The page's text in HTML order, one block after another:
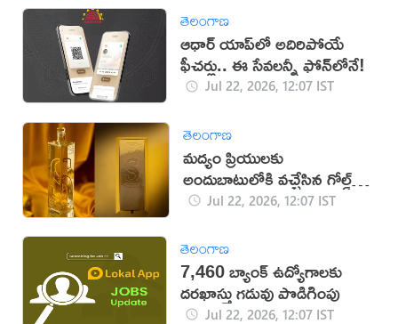
తెలంగాణ
ఆధార్ యాప్‌లో అదిరిపోయే
ఫీచర్లు.. ఈ సేవలన్నీ ఫోన్‌లోనే!
Jul 22, 2026, 12:07 IST
తెలంగాణ
మద్యం ప్రియులకు
అందుబాటులోకి వచ్చేసిన గోల్డ్‌
వోడ్కా!Jul 22, 2026, 12:07 IST
తెలంగాణ
7,460 బ్యాంక్ ఉద్యోగాలకు
దరఖాస్తు గడువు పొడిగింపు
Jul 22, 2026, 12:07 IST